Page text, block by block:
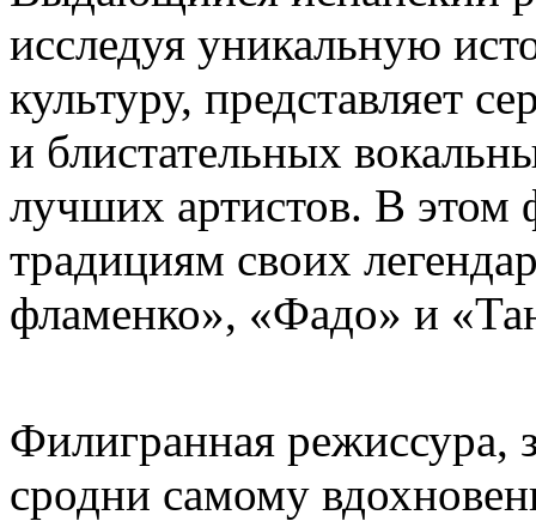
исследуя уникальную
культуру, представляет
и блистательных
лучших артистов. В этом
традициям своих
фламенко», «Фадо» и
Филигранная режиссура,
сродни самому